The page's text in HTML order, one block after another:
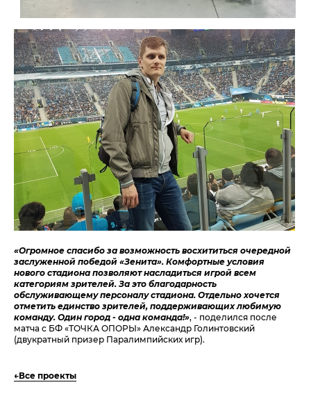
«Огромное спасибо за возможность восхититься очередной
заслуженной победой «Зенита». Комфортные условия
нового стадиона позволяют насладиться игрой всем
категориям зрителей. За это благодарность
обслуживающему персоналу стадиона. Отдельно хочется
отметить единство зрителей, поддерживающих любимую
команду. Один город - одна команда!», - поделился после
матча с БФ «ТОЧКА ОПОРЫ» Александр Голинтовский
(двукратный призер Паралимпийских игр).
Все проекты